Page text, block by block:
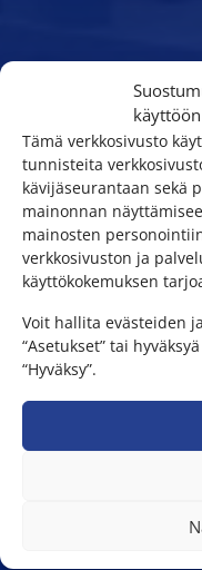
käyttöön
Tämä verkkosivusto
tunnisteita
kävijäseurantaan sekä
mainonnan
mainosten
verkkosivuston ja
käyttökokemuksen
Voit hallita evästeiden
“Asetukset” tai
“Hyväksy”.